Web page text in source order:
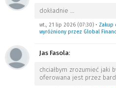
dokładnie …
wt., 21 lip 2026 (07:30) • Zakup
wyróżniony przez Global
Jas Fasola:
chciałbym zrozumieć jaki
oferowana jest przez